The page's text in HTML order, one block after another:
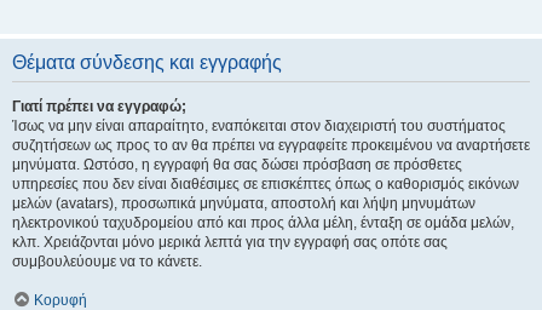
Θέματα σύνδεσης και εγγραφής
Γιατί πρέπει να εγγραφώ;
Ίσως να μην είναι απαραίτητο, εναπόκειται στον διαχειριστή του συστήματος
συζητήσεων ως προς το αν θα πρέπει να εγγραφείτε προκειμένου να αναρτήσετε
μηνύματα. Ωστόσο, η εγγραφή θα σας δώσει πρόσβαση σε πρόσθετες
υπηρεσίες που δεν είναι διαθέσιμες σε επισκέπτες όπως ο καθορισμός εικόνων
μελών (avatars), προσωπικά μηνύματα, αποστολή και λήψη μηνυμάτων
ηλεκτρονικού ταχυδρομείου από και προς άλλα μέλη, ένταξη σε ομάδα μελών,
κλπ. Χρειάζονται μόνο μερικά λεπτά για την εγγραφή σας οπότε σας
συμβουλεύουμε να το κάνετε.
Κορυφή